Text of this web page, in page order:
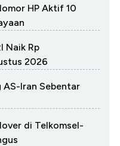
HP Aktif 10
Naik Rp
2026
AS-Iran Sebentar
di Telkomsel-